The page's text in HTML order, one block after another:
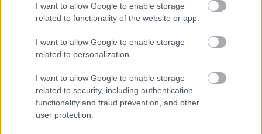
I want to allow Google to enable storage
related to functionality of the website or app.
I want to allow Google to enable storage
related to personalization.
I want to allow Google to enable storage
related to security, including authentication
functionality and fraud prevention, and other
user protection.
Ha ezt érzed evés után, a szervezeted fontos dologra
próbál figyelmeztetni